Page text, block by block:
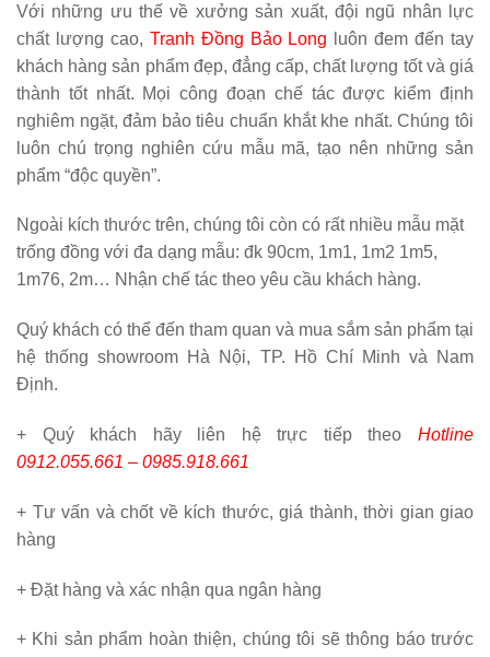
Với những ưu thế về xưởng sản xuất, đội ngũ nhân lực
chất lượng cao, Tranh Đồng Bảo Long
luôn đem đến tay
khách hàng sản phẩm đẹp, đẳng cấp, chất lượng tốt và giá
thành tốt nhất. Mọi công đoạn chế tác được kiểm định
nghiêm ngặt, đảm bảo tiêu chuẩn khắt khe nhất. Chúng tôi
luôn chú trọng nghiên cứu mẫu mã, tạo nên những sản
phẩm “độc quyền”.
Ngoài kích thước trên, chúng tôi còn có rất nhiều mẫu mặt
trống đồng với đa dạng mẫu: đk 90cm, 1m1, 1m2 1m5,
1m76, 2m… Nhận chế tác theo yêu cầu khách hàng.
Quý khách có thể đến tham quan và mua sắm sản phẩm tại
hệ thống showroom Hà Nội, TP. Hồ Chí Minh và Nam
Định.
+ Quý khách hãy liên hệ trực tiếp theo Hotline
0912.055.661 – 0985.918.661
+ Tư vấn và chốt về kích thước, giá thành, thời gian giao
hàng
+ Đặt hàng và xác nhận qua ngân hàng
+ Khi sản phẩm hoàn thiện, chúng tôi sẽ thông báo trước